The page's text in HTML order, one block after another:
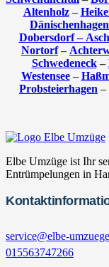
Altenholz–
Dänischenhagen
Dobersdorf –
Nortorf–
Schwedeneck–
Westensee–
Probsteierhagen –
Elbe Umzüge ist Ihr
Entrümpelungen in
service@elbe-
015563747266